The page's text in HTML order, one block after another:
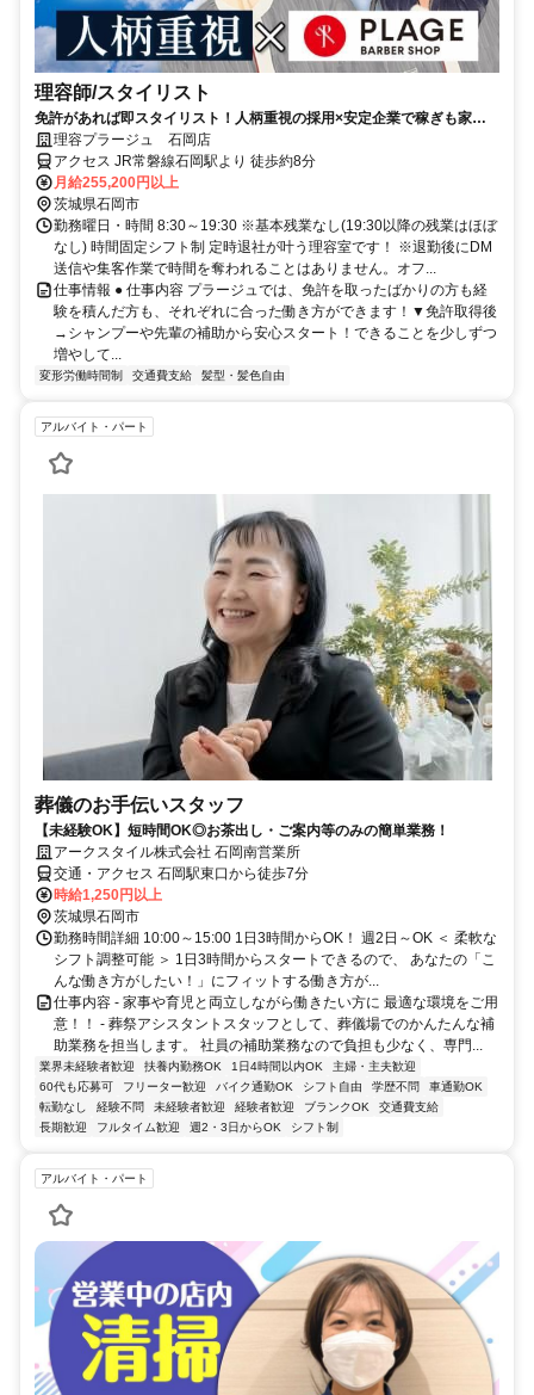
理容師/スタイリスト
免許があれば即スタイリスト！人柄重視の採用×安定企業で稼ぎも家庭
も諦めない★
理容プラージュ 石岡店
アクセス JR常磐線石岡駅より 徒歩約8分
月給255,200円以上
茨城県石岡市
勤務曜日・時間 8:30～19:30 ※基本残業なし(19:30以降の残業はほぼ
なし) 時間固定シフト制 定時退社が叶う理容室です！ ※退勤後にDM
送信や集客作業で時間を奪われることはありません。オフ...
仕事情報 ● 仕事内容 プラージュでは、免許を取ったばかりの方も経
験を積んだ方も、それぞれに合った働き方ができます！▼免許取得後
→シャンプーや先輩の補助から安心スタート！できることを少しずつ
増やして...
変形労働時間制 交通費支給 髪型・髪色自由
アルバイト・パート
葬儀のお手伝いスタッフ
【未経験OK】短時間OK◎お茶出し・ご案内等のみの簡単業務！
アークスタイル株式会社 石岡南営業所
交通・アクセス 石岡駅東口から徒歩7分
時給1,250円以上
茨城県石岡市
勤務時間詳細 10:00～15:00 1日3時間からOK！ 週2日～OK ＜ 柔軟な
シフト調整可能 ＞ 1日3時間からスタートできるので、 あなたの「こ
んな働き方がしたい！」にフィットする働き方が...
仕事内容 - 家事や育児と両立しながら働きたい方に 最適な環境をご用
意！！ - 葬祭アシスタントスタッフとして、葬儀場でのかんたんな補
助業務を担当します。 社員の補助業務なので負担も少なく、専門...
業界未経験者歓迎 扶養内勤務OK 1日4時間以内OK
主婦・主夫歓迎
60代も応募可
フリーター歓迎 バイク通勤OK シフト自由 学歴不問
車通勤OK
転勤なし
経験不問 未経験者歓迎 経験者歓迎 ブランクOK
交通費支給
長期歓迎
フルタイム歓迎 週2・3日からOK シフト制
アルバイト・パート